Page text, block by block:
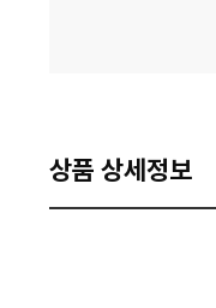
상품 상세정보